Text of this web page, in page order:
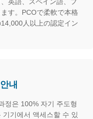
す。PCOで柔軟で本格
人以上の認定イン
내
정은 100% 자기 주도형
기에서 액세스할 수 있